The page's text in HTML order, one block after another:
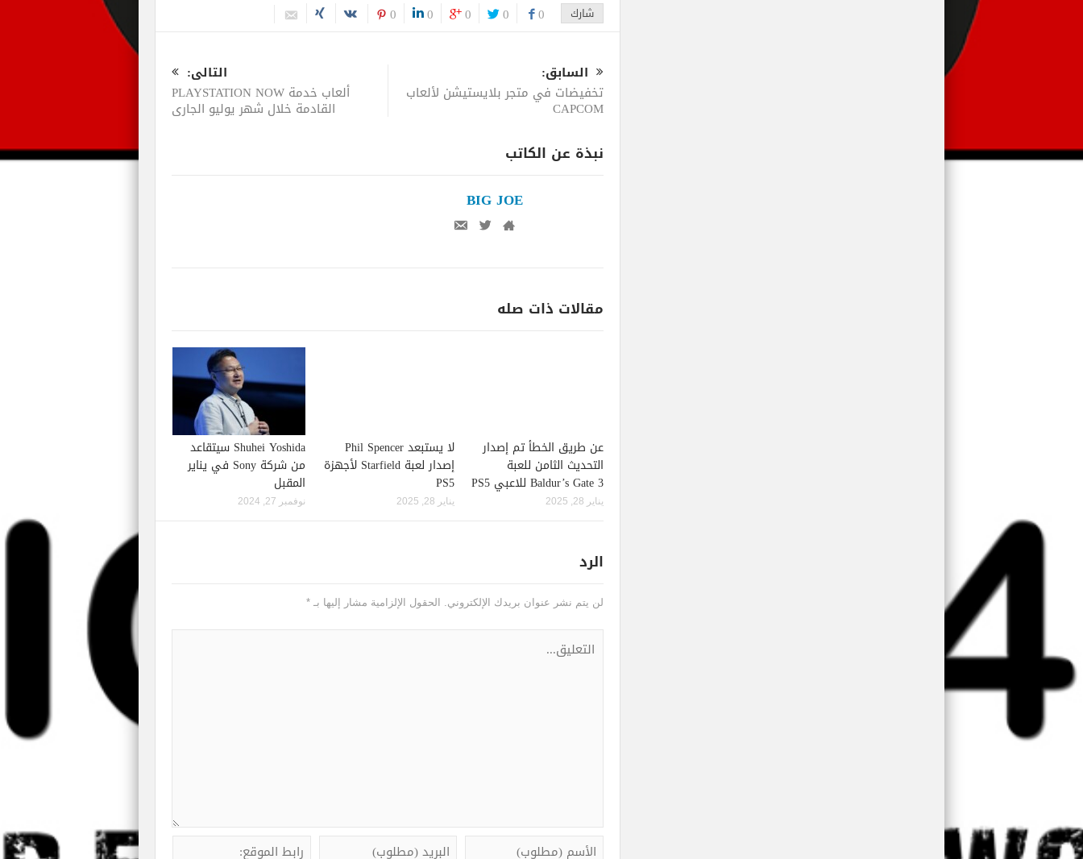
شارك 0
0
0
0
0
السابق:
تخفيضات في متجر بلايستيشن لألعاب
CAPCOM
التالى:
ألعاب خدمة PLAYSTATION NOW
القادمة خلال شهر يوليو الجاري
نبذة عن الكاتب
BIG JOE
مقالات ذات صله
عن طريق الخطأ تم إصدار
التحديث الثامن للعبة
Baldur’s Gate 3 للاعبي PS5
يناير 28, 2025
لا يستبعد Phil Spencer
إصدار لعبة Starfield لأجهزة
PS5
يناير 28, 2025
Shuhei Yoshida سيتقاعد
من شركة Sony في يناير
المقبل
نوفمبر 27, 2024
الرد
لن يتم نشر عنوان بريدك الإلكتروني. الحقول الإلزامية مشار إليها بـ *